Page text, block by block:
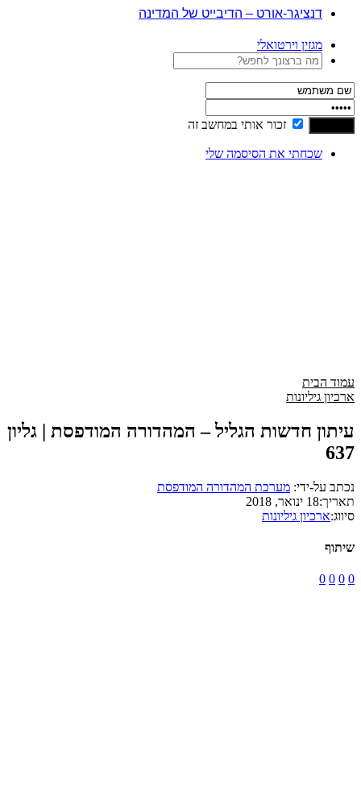
דנציגר-אורט – הדיבייט של המדינה
מגזין וירטואלי
זכור אותי במחשב זה
שכחתי את הסיסמה שלי
עמוד הבית
ארכיון גיליונות
עיתון חדשות הגליל – המהדורה המודפסת | גליון
637
נכתב על-ידי: מערכת המהדורה המודפסת
תאריך:18 ינואר, 2018
סיווג:ארכיון גיליונות
שיתוף
0
0
0
0